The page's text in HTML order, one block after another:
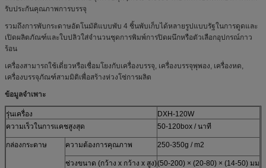
รับประกันคุณภาพการบรรจุ
รวมถึงการพับกระดาษอัตโนมัติแบบพับ 4 ชิ้นพับเก็บได้หลายรูปแบบรัฐในการดูดและ
เปิดผลิตภัณฑ์และใบปลิวใส่จำนวนชุดการพิมพ์การปิดผนึกหรือตัวเลือกอุปกรณ์กาว
ร้อน
เครื่องสามารถใช้เดี่ยวหรือเชื่อมโยงกับเครื่องบรรจุ, เครื่องบรรจุพุพอง, เครื่องหด,
เครื่องบรรจุภัณฑ์สามมิติเพื่อสร้างห่วงโซ่การผลิต
ข้อมูลจำเพาะ
รุ่นเครื่อง
DXH-120W
ความเร็วในการแคชสูงสุด
50-120box / นาที
กล่องกระดาษ ความต้องการคุณภาพ 250-350g / m2
ช่วงขนาด (กว้าง x กว้าง x สูง)(50-200) × (20-80) × (14-50) มม